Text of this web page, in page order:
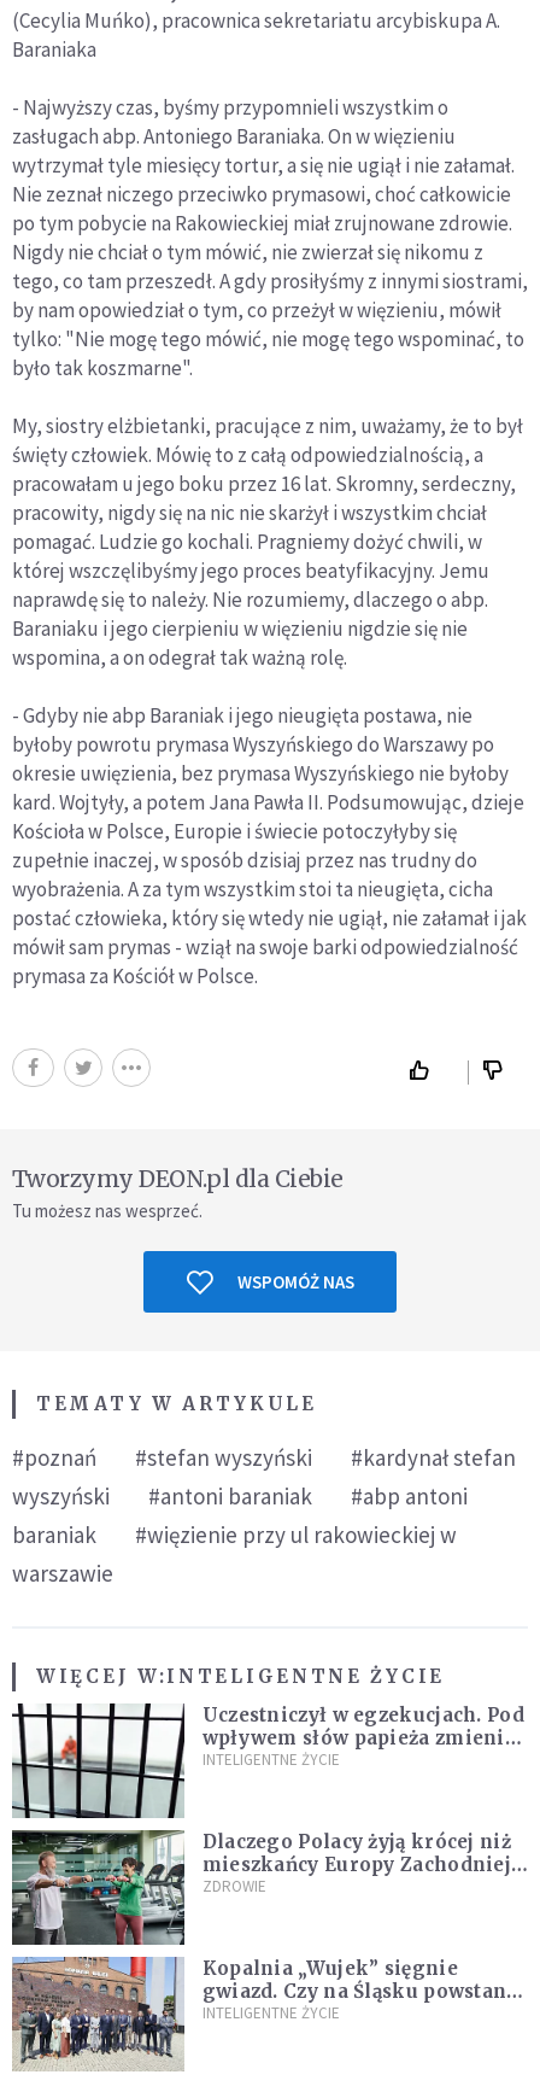
(Cecylia Muńko), pracownica sekretariatu arcybiskupa A.
Baraniaka
- Najwyższy czas, byśmy przypomnieli wszystkim o
zasługach abp. Antoniego Baraniaka. On w więzieniu
wytrzymał tyle miesięcy tortur, a się nie ugiął i nie załamał.
Nie zeznał niczego przeciwko prymasowi, choć całkowicie
po tym pobycie na Rakowieckiej miał zrujnowane zdrowie.
Nigdy nie chciał o tym mówić, nie zwierzał się nikomu z
tego, co tam przeszedł. A gdy prosiłyśmy z innymi siostrami,
by nam opowiedział o tym, co przeżył w więzieniu, mówił
tylko: "Nie mogę tego mówić, nie mogę tego wspominać, to
było tak koszmarne".
My, siostry elżbietanki, pracujące z nim, uważamy, że to był
święty człowiek. Mówię to z całą odpowiedzialnością, a
pracowałam u jego boku przez 16 lat. Skromny, serdeczny,
pracowity, nigdy się na nic nie skarżył i wszystkim chciał
pomagać. Ludzie go kochali. Pragniemy dożyć chwili, w
której wszczęlibyśmy jego proces beatyfikacyjny. Jemu
naprawdę się to należy. Nie rozumiemy, dlaczego o abp.
Baraniaku i jego cierpieniu w więzieniu nigdzie się nie
wspomina, a on odegrał tak ważną rolę.
- Gdyby nie abp Baraniak i jego nieugięta postawa, nie
byłoby powrotu prymasa Wyszyńskiego do Warszawy po
okresie uwięzienia, bez prymasa Wyszyńskiego nie byłoby
kard. Wojtyły, a potem Jana Pawła II. Podsumowując, dzieje
Kościoła w Polsce, Europie i świecie potoczyłyby się
zupełnie inaczej, w sposób dzisiaj przez nas trudny do
wyobrażenia. A za tym wszystkim stoi ta nieugięta, cicha
postać człowieka, który się wtedy nie ugiął, nie załamał i jak
mówił sam prymas - wziął na swoje barki odpowiedzialność
prymasa za Kościół w Polsce.
Tworzymy DEON.pl dla Ciebie
Tu możesz nas wesprzeć.
WSPOMÓŻ NAS
TEMATY W ARTYKULE
#poznań #stefan wyszyński
#kardynał stefan
wyszyński
#antoni baraniak
#abp antoni
baraniak
#więzienie przy ul rakowieckiej w
warszawie
WIĘCEJ W:INTELIGENTNE ŻYCIE
Uczestniczył w egzekucjach. Pod
wpływem słów papieża zmienił
zdanie
INTELIGENTNE ŻYCIE
Dlaczego Polacy żyją krócej niż
mieszkańcy Europy Zachodniej?
Ekspertka wskazuje główne
ZDROWIE
Kopalnia „Wujek” sięgnie
gwiazd. Czy na Śląsku powstanie
„Dolina Krzemowa”?
INTELIGENTNE ŻYCIE